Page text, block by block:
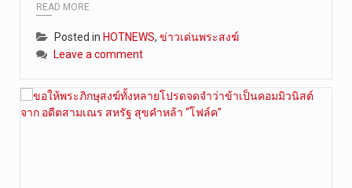
READ MORE
Posted in HOTNEWS, ข่าวเด่นพระสงฆ์
Leave a comment